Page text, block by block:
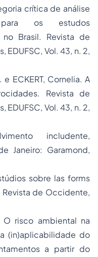
crítica de análise
para os estudos
Brasil. Revista de
EDUFSC, Vol. 43, n. 2,
ECKERT, Cornelia. A
Revista de
EDUFSC, Vol. 43, n. 2,
includente,
Janeiro: Garamond,
sobre las forms
Revista de Occidente,
O risco ambiental na
(in)aplicabilidade do
a partir do